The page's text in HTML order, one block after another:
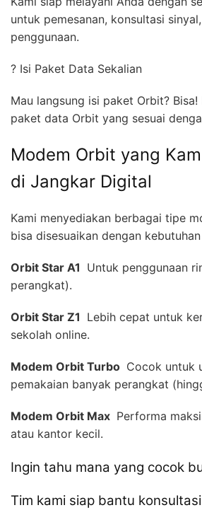
untuk pemesanan, konsultasi
penggunaan.
? Isi Paket Data Sekalian
Mau langsung isi paket Orbit? Bisa!
paket data Orbit yang sesuai
Modem Orbit yang
di Jangkar Digital
Kami menyediakan berbagai tipe
bisa disesuaikan dengan
Orbit Star A1  Untuk penggunaan
perangkat).
Orbit Star Z1  Lebih cepat untuk
sekolah online.
Modem Orbit Turbo  Cocok untuk
pemakaian banyak perangkat
Modem Orbit Max  Performa
atau kantor kecil.
Ingin tahu mana yang cocok
Tim kami siap bantu konsultasi